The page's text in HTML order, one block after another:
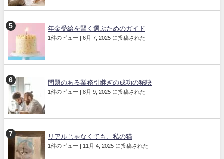
年金受給を賢く選ぶためのガイド
1件のビュー | 6月 7, 2025 に投稿された
問題のある業務引継ぎの成功の秘訣
1件のビュー | 8月 9, 2025 に投稿された
リアルじゃなくても、私の猫
1件のビュー | 11月 4, 2025 に投稿された